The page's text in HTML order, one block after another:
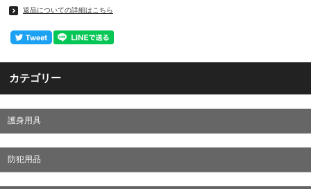
返品についての詳細はこちら
カテゴリー
護身用具
防犯用品